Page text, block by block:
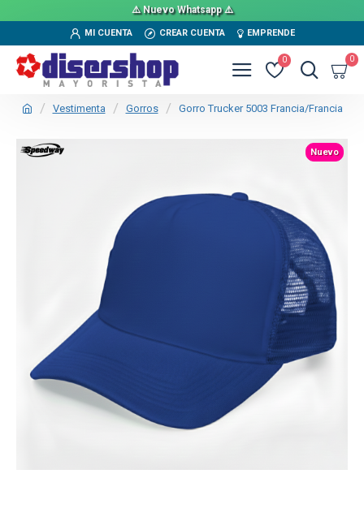
⚠️ Nuevo Whatsapp ⚠️
MI CUENTA CREAR CUENTA EMPRENDE
0 0
Vestimenta Gorros Gorro Trucker 5003 Francia/Francia
Nuevo
TEXTTRANSPARENTE